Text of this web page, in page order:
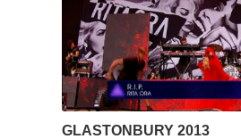
GLASTONBURY 2013